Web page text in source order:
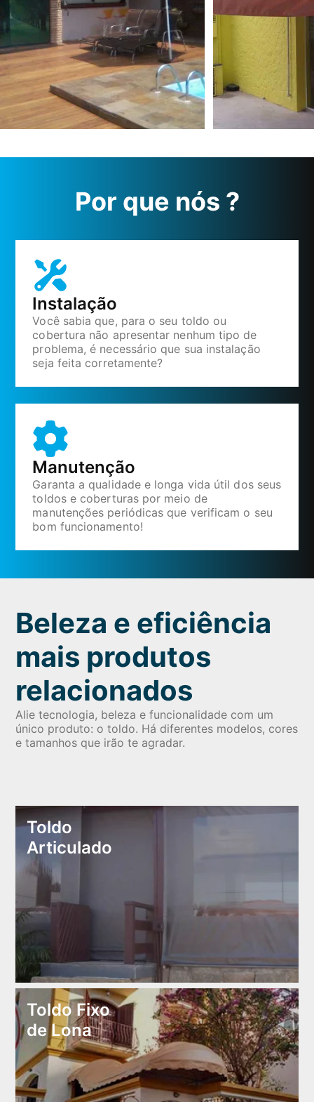
Por que nós ?
Instalação
Você sabia que, para o seu toldo ou
cobertura não apresentar nenhum tipo de
problema, é necessário que sua instalação
seja feita corretamente?
Manutenção
Garanta a qualidade e longa vida útil dos seus
toldos e coberturas por meio de
manutenções periódicas que verificam o seu
bom funcionamento!
Beleza e eficiência
mais produtos
relacionados
Alie tecnologia, beleza e funcionalidade com um
único produto: o toldo. Há diferentes modelos, cores
e tamanhos que irão te agradar.
Toldo
Articulado
Toldo Fixo
de Lona